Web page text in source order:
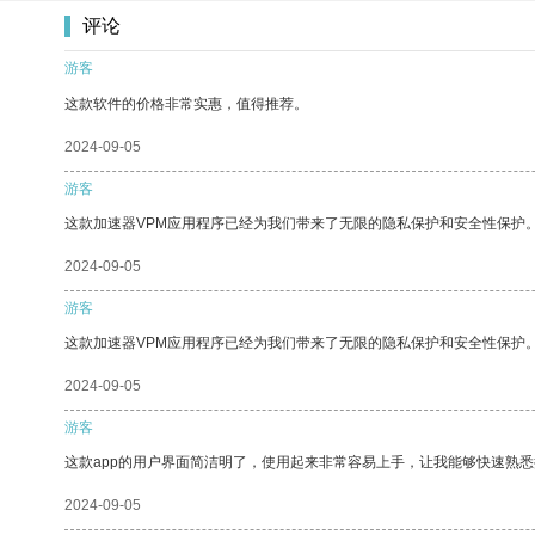
评论
游客
这款软件的价格非常实惠，值得推荐。
2024-09-05
游客
这款加速器VPM应用程序已经为我们带来了无限的隐私保护和安全性保护。
2024-09-05
游客
这款加速器VPM应用程序已经为我们带来了无限的隐私保护和安全性保护。
2024-09-05
游客
这款app的用户界面简洁明了，使用起来非常容易上手，让我能够快速熟悉
2024-09-05